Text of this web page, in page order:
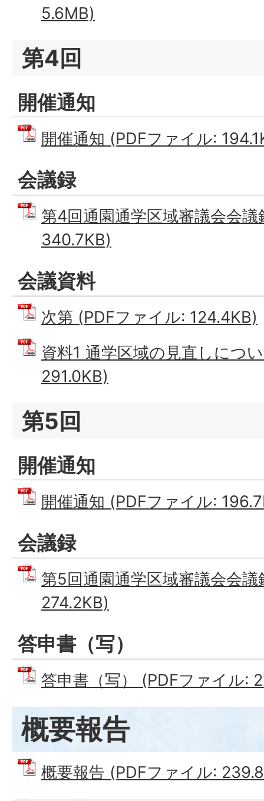
5.6MB)
第4回
開催通知
開催通知 (PDFファイル:
会議録
第4回通園通学区域審議会会
340.7KB)
会議資料
次第 (PDFファイル: 124.4KB)
資料1 通学区域の見直しにつ
291.0KB)
第5回
開催通知
開催通知 (PDFファイル:
会議録
第5回通園通学区域審議会会
274.2KB)
答申書（写）
答申書（写） (PDFファイル:
概要報告
概要報告 (PDFファイル: